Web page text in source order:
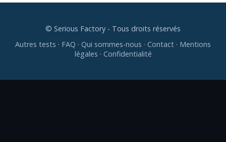
© Serious Factory - Tous droits réservés
Autres tests · FAQ · Qui sommes-nous · Contact · Mentions
légales · Confidentialité